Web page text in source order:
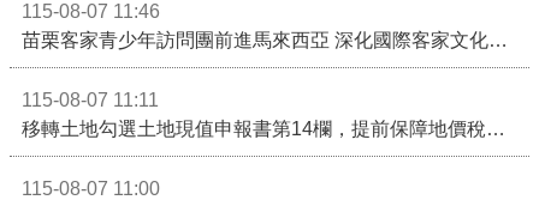
115-08-07 11:46
苗栗客家青少年訪問團前進馬來西亞 深化國際客家文化交流
115-08-07 11:11
移轉土地勾選土地現值申報書第14欄，提前保障地價稅節稅權益
115-08-07 11:00